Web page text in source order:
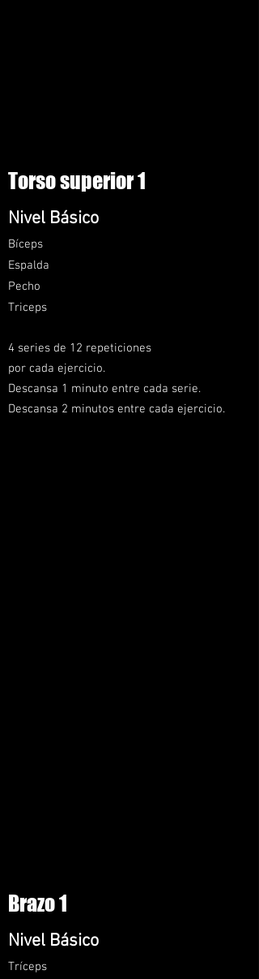
Torso superior 1
Nivel Básico
Bíceps
Espalda
Pecho
Triceps
4 series de 12 repeticiones
por cada ejercicio.
Descansa 1 minuto entre cada serie.
Descansa 2 minutos entre cada ejercicio.
Brazo 1
Nivel Básico
Tríceps